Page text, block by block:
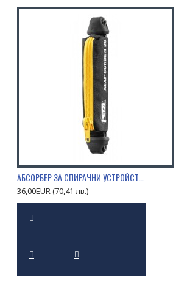
АБСОРБЕР ЗА СПИРАЧНИ УСТРОЙСТВА PETZL ASAP’SORBER
36,00EUR (70,41 лв.)